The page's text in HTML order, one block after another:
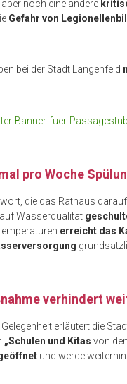
aber noch eine andere
Gefahr von
bei der Stadt Langenfeld
pro Woche
die das Rathaus
Wasserqualität
erreicht das
verhindert
Gelegenheit erläutert die
„Schulen und Kitas von
und werde weiterhin